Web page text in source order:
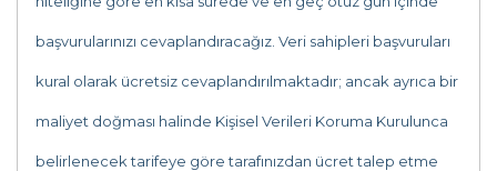
başvurularınızı cevaplandıracağız. Veri sahipleri başvuruları
kural olarak ücretsiz cevaplandırılmaktadır; ancak ayrıca bir
maliyet doğması halinde Kişisel Verileri Koruma Kurulunca
belirlenecek tarifeye göre tarafınızdan ücret talep etme